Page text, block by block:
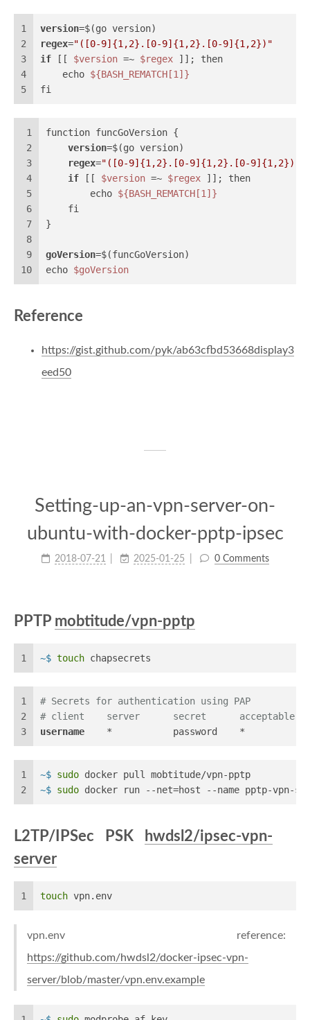
1
2
3
4
5
version=$(go version)
regex="([0-9]{1,2}.[0-9]{1,2}.[0-9]{1,2})"
if [[ $version =~ $regex ]]; then
    echo
${BASH_REMATCH[1]}
fi
1
2
3
4
5
6
7
8
9
10
function funcGoVersion {
version=$(go version)
regex="([0-9]{1,2}.[0-9]{1,2}.[0-9]{1,2})"
if [[ $version =~ $regex ]]; then
        echo
${BASH_REMATCH[1]}
    fi
}
goVersion=$(funcGoVersion)
echo $goVersion
Reference
https://gist.github.com/pyk/ab63cfbd53668display3
eed50
Setting-up-an-vpn-server-on-
ubuntu-with-docker-pptp-ipsec
2018-07-21 2025-01-25 0 Comments
PPTP mobtitude/vpn-pptp
1 ~$ touch chapsecrets
1
2
3
# Secrets for authentication using PAP
# client    server      secret      acceptable
username
    *           password    *
1
2
~$ sudo docker pull mobtitude/vpn-pptp
~$ sudo docker run --net=host --name pptp-vpn-
L2TP/IPSec PSK
hwdsl2/ipsec-vpn-
server
1 touch vpn.env
vpn.env reference:
https://github.com/hwdsl2/docker-ipsec-vpn-
server/blob/master/vpn.env.example